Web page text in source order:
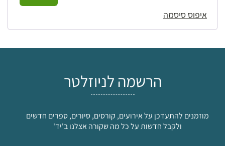
איפוס סיסמה
הרשמה לניוזלטר
מוזמנים להתעדכן על אירועים, קורסים, סיורים, ספרים חדשים
ולקבל חדשות על כל מה שקורה אצלנו ב'יד'